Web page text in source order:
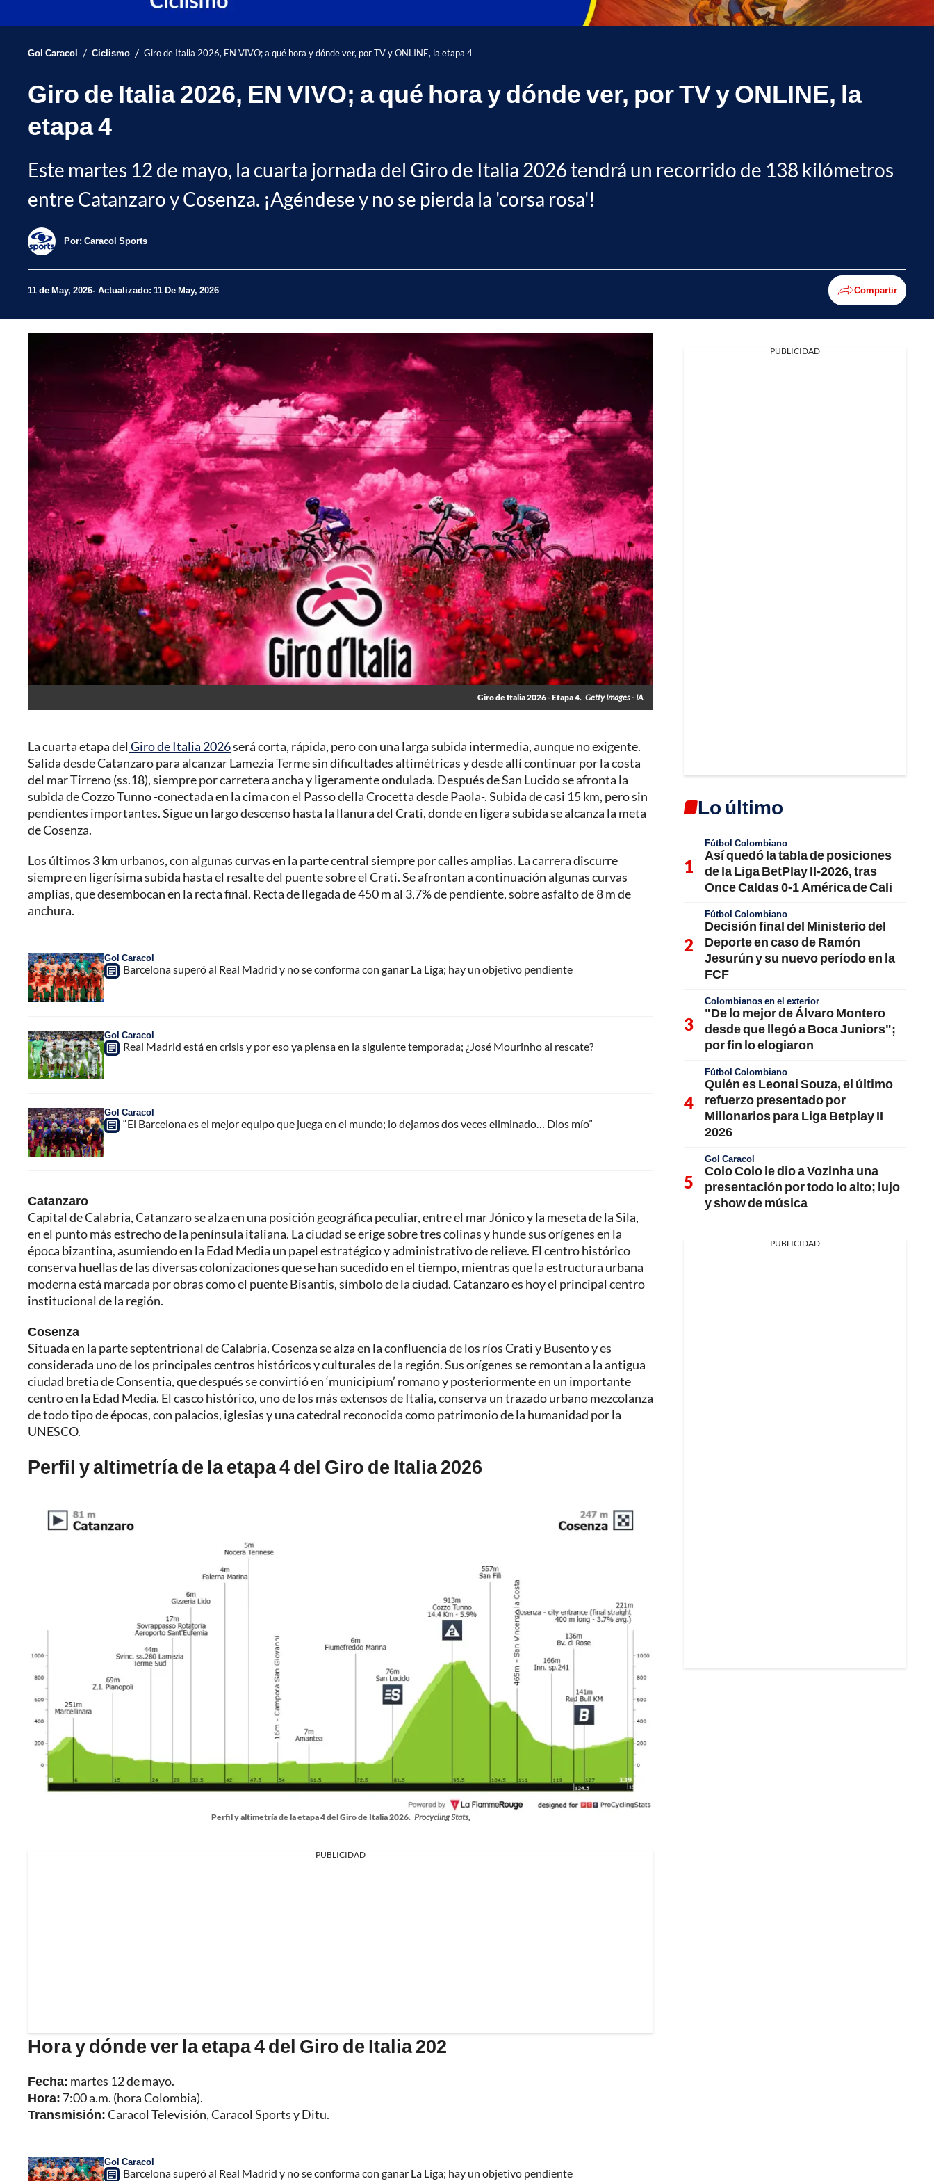
Gol Caracol / Ciclismo / Giro de Italia 2026, EN VIVO; a qué hora y dónde ver, por TV y ONLINE, la etapa 4
Giro de Italia 2026, EN VIVO; a qué hora y dónde ver, por TV y ONLINE, la
etapa 4
Este martes 12 de mayo, la cuarta jornada del Giro de Italia 2026 tendrá un recorrido de 138 kilómetros
entre Catanzaro y Cosenza. ¡Agéndese y no se pierda la 'corsa rosa'!
Por: Caracol Sports
11 de May, 2026 Actualizado: 11 De May, 2026 Compartir
Giro de Italia 2026 - Etapa 4. Getty Images - IA.
La cuarta etapa del Giro de Italia 2026será corta, rápida, pero con una larga subida intermedia, aunque no exigente.
Salida desde Catanzaro para alcanzar Lamezia Terme sin dificultades altimétricas y desde allí continuar por la costa
del mar Tirreno (ss.18), siempre por carretera ancha y ligeramente ondulada. Después de San Lucido se afronta la
subida de Cozzo Tunno -conectada en la cima con el Passo della Crocetta desde Paola-. Subida de casi 15 km, pero sin
pendientes importantes. Sigue un largo descenso hasta la llanura del Crati, donde en ligera subida se alcanza la meta
de Cosenza.
Los últimos 3 km urbanos, con algunas curvas en la parte central siempre por calles amplias. La carrera discurre
siempre en ligerísima subida hasta el resalte del puente sobre el Crati. Se afrontan a continuación algunas curvas
amplias, que desembocan en la recta final. Recta de llegada de 450 m al 3,7% de pendiente, sobre asfalto de 8 m de
anchura.
Gol Caracol
Barcelona superó al Real Madrid y no se conforma con ganar La Liga; hay un objetivo pendiente
Gol Caracol
Real Madrid está en crisis y por eso ya piensa en la siguiente temporada; ¿José Mourinho al rescate?
Gol Caracol
“El Barcelona es el mejor equipo que juega en el mundo; lo dejamos dos veces eliminado… Dios mío”
Catanzaro
Capital de Calabria, Catanzaro se alza en una posición geográfica peculiar, entre el mar Jónico y la meseta de la Sila,
en el punto más estrecho de la península italiana. La ciudad se erige sobre tres colinas y hunde sus orígenes en la
época bizantina, asumiendo en la Edad Media un papel estratégico y administrativo de relieve. El centro histórico
conserva huellas de las diversas colonizaciones que se han sucedido en el tiempo, mientras que la estructura urbana
moderna está marcada por obras como el puente Bisantis, símbolo de la ciudad. Catanzaro es hoy el principal centro
institucional de la región.
Cosenza
Situada en la parte septentrional de Calabria, Cosenza se alza en la confluencia de los ríos Crati y Busento y es
considerada uno de los principales centros históricos y culturales de la región. Sus orígenes se remontan a la antigua
ciudad bretia de Consentia, que después se convirtió en ‘municipium’ romano y posteriormente en un importante
centro en la Edad Media. El casco histórico, uno de los más extensos de Italia, conserva un trazado urbano mezcolanza
de todo tipo de épocas, con palacios, iglesias y una catedral reconocida como patrimonio de la humanidad por la
UNESCO.
Perfil y altimetría de la etapa 4 del Giro de Italia 2026
Perfil y altimetría de la etapa 4 del Giro de Italia 2026. Procycling Stats,
PUBLICIDAD
Hora y dónde ver la etapa 4 del Giro de Italia 202
Fecha: martes 12 de mayo.
Hora: 7:00 a.m. (hora Colombia).
Transmisión:Caracol Televisión, Caracol Sports y Ditu.
Gol Caracol
Barcelona superó al Real Madrid y no se conforma con ganar La Liga; hay un objetivo pendiente
PUBLICIDAD
Lo último
Fútbol Colombiano
Así quedó la tabla de posiciones
de la Liga BetPlay II-2026, tras
Once Caldas 0-1 América de Cali
Fútbol Colombiano
Decisión final del Ministerio del
Deporte en caso de Ramón
Jesurún y su nuevo período en la
FCF
Colombianos en el exterior
"De lo mejor de Álvaro Montero
desde que llegó a Boca Juniors";
por fin lo elogiaron
Fútbol Colombiano
Quién es Leonai Souza, el último
refuerzo presentado por
Millonarios para Liga Betplay II
2026
Gol Caracol
Colo Colo le dio a Vozinha una
presentación por todo lo alto; lujo
y show de música
PUBLICIDAD